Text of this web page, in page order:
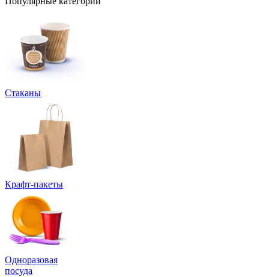
Стаканы
Крафт-пакеты
Одноразовая
посуда